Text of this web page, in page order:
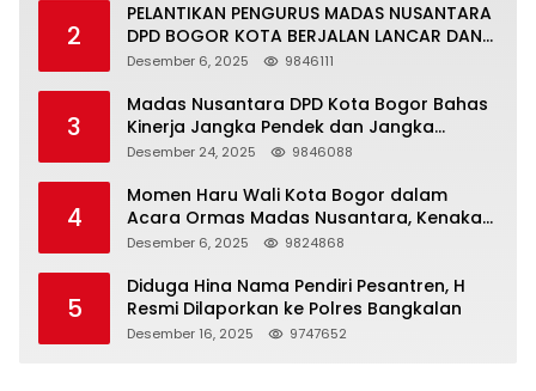
2
PELANTIKAN PENGURUS MADAS NUSANTARA
DPD BOGOR KOTA BERJALAN LANCAR DAN
KHIDMAT
Desember 6, 2025 9846111
3
Madas Nusantara DPD Kota Bogor Bahas
Kinerja Jangka Pendek dan Jangka
Panjang
Desember 24, 2025 9846088
4
Momen Haru Wali Kota Bogor dalam
Acara Ormas Madas Nusantara, Kenakan
Peci Hitam Tinggi sebagai Simbol
Desember 6, 2025 9824868
5
Diduga Hina Nama Pendiri Pesantren, H
Resmi Dilaporkan ke Polres Bangkalan
Desember 16, 2025 9747652